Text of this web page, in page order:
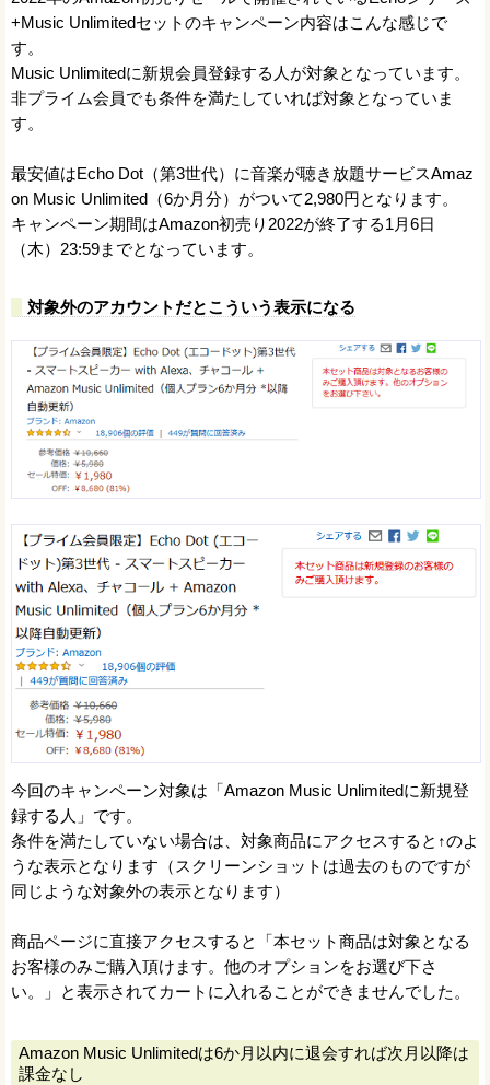
+Music Unlimitedセットのキャンペーン内容はこんな感じで
す。
Music Unlimitedに新規会員登録する人が対象となっています。
非プライム会員でも条件を満たしていれば対象となっていま
す。
最安値はEcho Dot（第3世代）に音楽が聴き放題サービスAmaz
on Music Unlimited（6か月分）がついて2,980円となります。
キャンペーン期間はAmazon初売り2022が終了する1月6日
（木）23:59までとなっています。
対象外のアカウントだとこういう表示になる
今回のキャンペーン対象は「Amazon Music Unlimitedに新規登
録する人」です。
条件を満たしていない場合は、対象商品にアクセスすると↑のよ
うな表示となります（スクリーンショットは過去のものですが
同じような対象外の表示となります）
商品ページに直接アクセスすると「本セット商品は対象となる
お客様のみご購入頂けます。他のオプションをお選び下さ
い。」と表示されてカートに入れることができませんでした。
Amazon Music Unlimitedは6か月以内に退会すれば次月以降は
課金なし